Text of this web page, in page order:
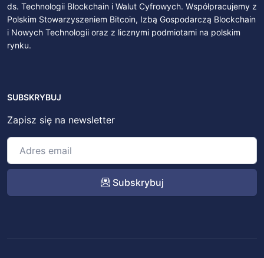
ds. Technologii Blockchain i Walut Cyfrowych. Współpracujemy z
Polskim Stowarzyszeniem Bitcoin, Izbą Gospodarczą Blockchain
i Nowych Technologii oraz z licznymi podmiotami na polskim
rynku.
SUBSKRYBUJ
Zapisz się na newsletter
Subskrybuj